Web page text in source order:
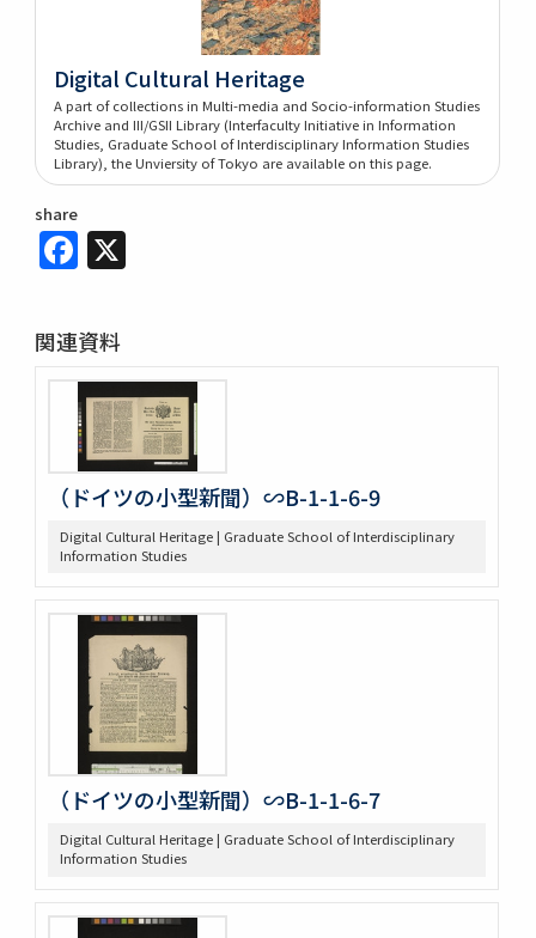
Digital Cultural Heritage
A part of collections in Multi-media and Socio-information Studies
Archive and III/GSII Library (Interfaculty Initiative in Information
Studies, Graduate School of Interdisciplinary Information Studies
Library), the Unviersity of Tokyo are available on this page.
share
Facebook
関連資料
（ドイツの小型新聞）∽B-1-1-6-9
Digital Cultural Heritage | Graduate School of Interdisciplinary
Information Studies
（ドイツの小型新聞）∽B-1-1-6-7
Digital Cultural Heritage | Graduate School of Interdisciplinary
Information Studies